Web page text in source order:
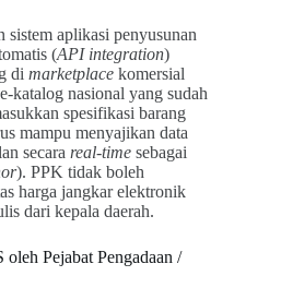
sistem aplikasi penyusunan
(API integration)
di marketplace komersial
katalog nasional yang sudah
spesifikasi barang
mampu menyajikan data
secara real-time sebagai
). PPK tidak boleh
harga jangkar elektronik
dari kepala daerah.
Pejabat Pengadaan /